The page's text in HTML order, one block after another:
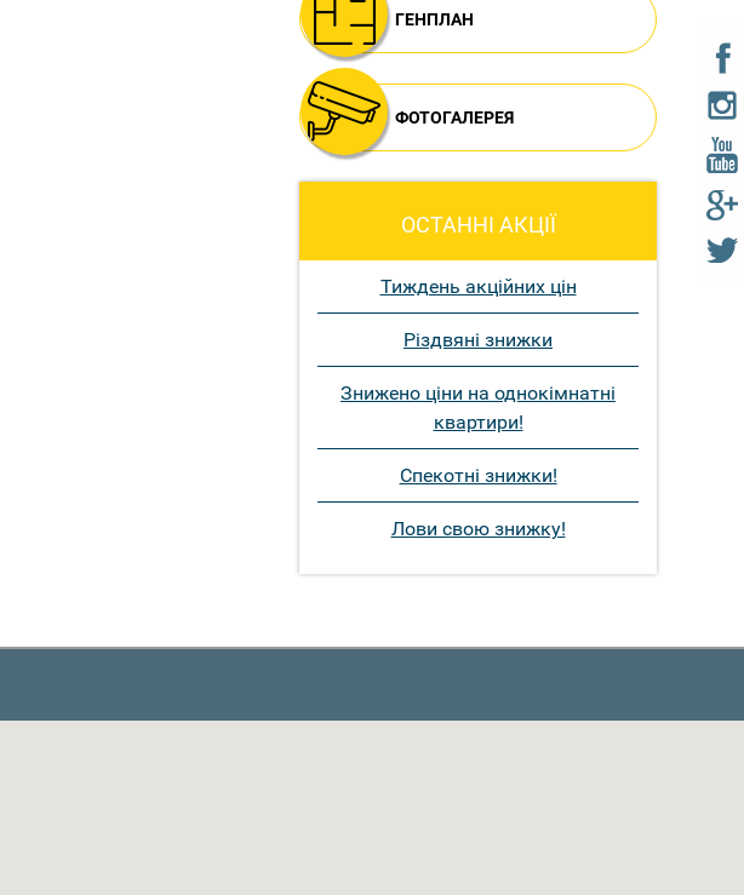
ГЕНПЛАН
ФОТОГАЛЕРЕЯ
ОСТАННІ АКЦІЇ
Тиждень акційних цін
Різдвяні знижки
Знижено ціни на однокімнатні
квартири!
Спекотні знижки!
Лови свою знижку!